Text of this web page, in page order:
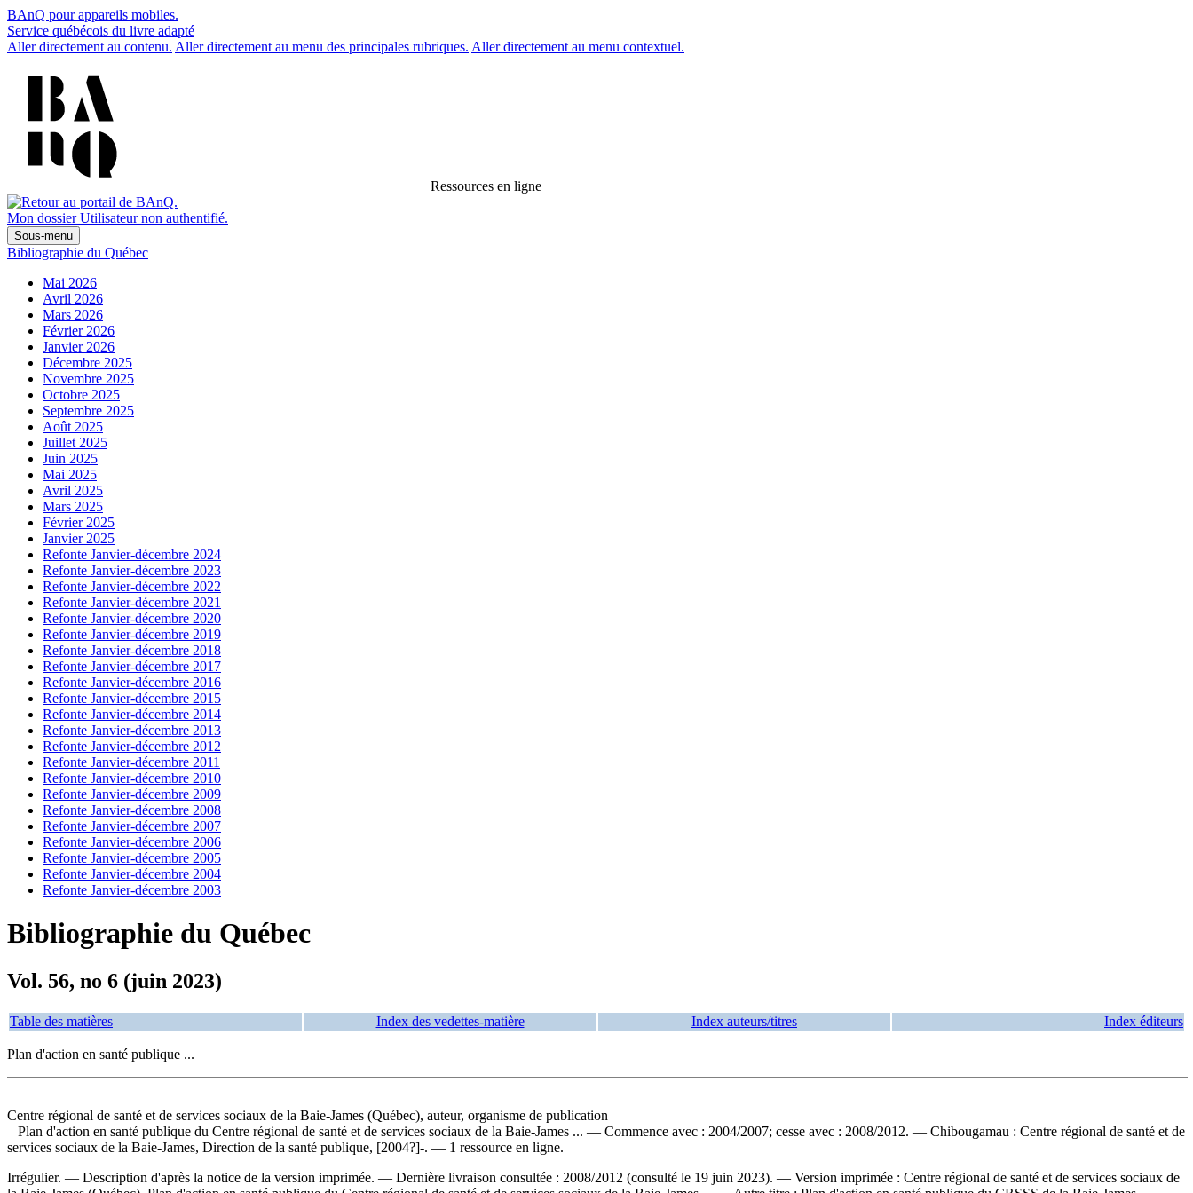
BAnQ pour appareils mobiles.
Service québécois du livre adapté
Aller directement au contenu. Aller directement au menu des principales rubriques. Aller directement au menu contextuel.
Ressources en ligne
Mon dossier Utilisateur non authentifié.
Sous-menu
Bibliographie du Québec
Mai 2026
Avril 2026
Mars 2026
Février 2026
Janvier 2026
Décembre 2025
Novembre 2025
Octobre 2025
Septembre 2025
Août 2025
Juillet 2025
Juin 2025
Mai 2025
Avril 2025
Mars 2025
Février 2025
Janvier 2025
Refonte Janvier-décembre 2024
Refonte Janvier-décembre 2023
Refonte Janvier-décembre 2022
Refonte Janvier-décembre 2021
Refonte Janvier-décembre 2020
Refonte Janvier-décembre 2019
Refonte Janvier-décembre 2018
Refonte Janvier-décembre 2017
Refonte Janvier-décembre 2016
Refonte Janvier-décembre 2015
Refonte Janvier-décembre 2014
Refonte Janvier-décembre 2013
Refonte Janvier-décembre 2012
Refonte Janvier-décembre 2011
Refonte Janvier-décembre 2010
Refonte Janvier-décembre 2009
Refonte Janvier-décembre 2008
Refonte Janvier-décembre 2007
Refonte Janvier-décembre 2006
Refonte Janvier-décembre 2005
Refonte Janvier-décembre 2004
Refonte Janvier-décembre 2003
Bibliographie du Québec
Vol. 56, no 6 (juin 2023)
Table des matières Index des vedettes-matière Index auteurs/titres Index éditeurs
Plan d'action en santé publique ...
Centre régional de santé et de services sociaux de la Baie-James (Québec), auteur, organisme de publication
Plan d'action en santé publique du Centre régional de santé et de services sociaux de la Baie-James ... — Commence avec : 2004/2007; cesse avec : 2008/2012. — Chibougamau : Centre régional de santé et de
services sociaux de la Baie-James, Direction de la santé publique, [2004?]-. — 1 ressource en ligne.
Irrégulier. — Description d'après la notice de la version imprimée. — Dernière livraison consultée : 2008/2012 (consulté le 19 juin 2023). — Version imprimée : Centre régional de santé et de services sociaux de